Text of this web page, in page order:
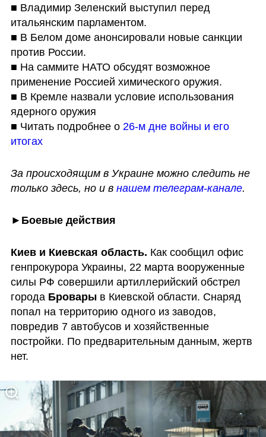
■ Владимир Зеленский выступил перед
итальянским парламентом.
■ В Белом доме анонсировали новые санкции
против России.
■ На саммите НАТО обсудят возможное
применение Россией химического оружия.
■ В Кремле назвали условие использования
ядерного оружия
■ Читать подробнее о 26-м дне войны и его
итогах
За происходящим в Украине можно следить не
только здесь, но и в нашем телеграм-канале.
► Боевые действия
Киев и Киевская область. Как сообщил офис
генпрокурора Украины, 22 марта вооруженные
силы РФ совершили артиллерийский обстрел
города Бровары в Киевской области. Снаряд
попал на территорию одного из заводов,
повредив 7 автобусов и хозяйственные
постройки. По предварительным данным, жертв
нет.